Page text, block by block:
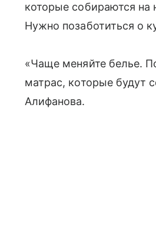
которые собираются на
Нужно позаботиться о
«Чаще меняйте белье.
матрас, которые будут
Алифанова.